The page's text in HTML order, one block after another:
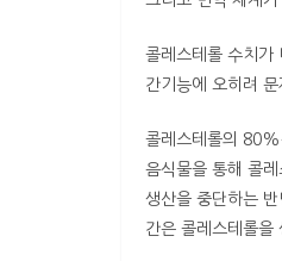
콜레스테롤 수치가
간기능에 오히려
콜레스테롤의 80%
음식물을 통해 콜
생산을 중단하는
간은 콜레스테롤을